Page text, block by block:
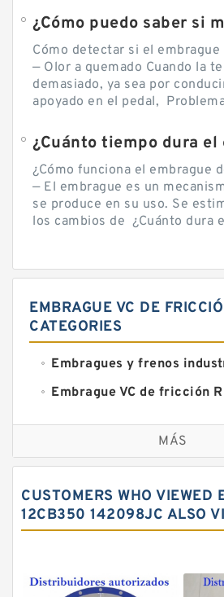
Cómo detectar si el
— Olor a quemado Cuando la
demasiado, ya sea por
apoyado en el pedal,
¿Cuánto tiempo dura el
¿Cómo funciona el embrague
— El embrague es un
se produce en su uso. Se
los cambios de ¿Cuánto dura
EMBRAGUE VC DE
CATEGORIES
Embragues y frenos
Embrague VC de fricción
Embragues y frenos VC
MÁS
CUSTOMERS WHO VIEWED
12CB350 142098JC ALSO